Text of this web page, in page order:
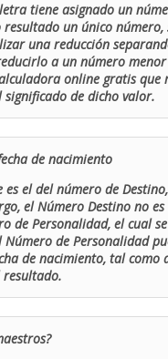
tiene asignado un
un único
una reducción
a un número
online gratis
de dicho valor.
de nacimiento
el del número de
el Número Destino no
de Personalidad, el cual
de Personalidad
de nacimiento, tal